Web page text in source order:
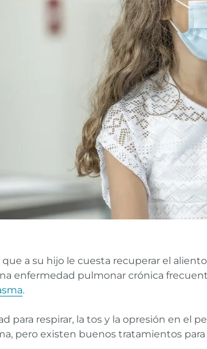
que a su hijo le cuesta recuperar el
enfermedad pulmonar crónica
.
para respirar, la tos y la opresión en el
pero existen buenos tratamientos